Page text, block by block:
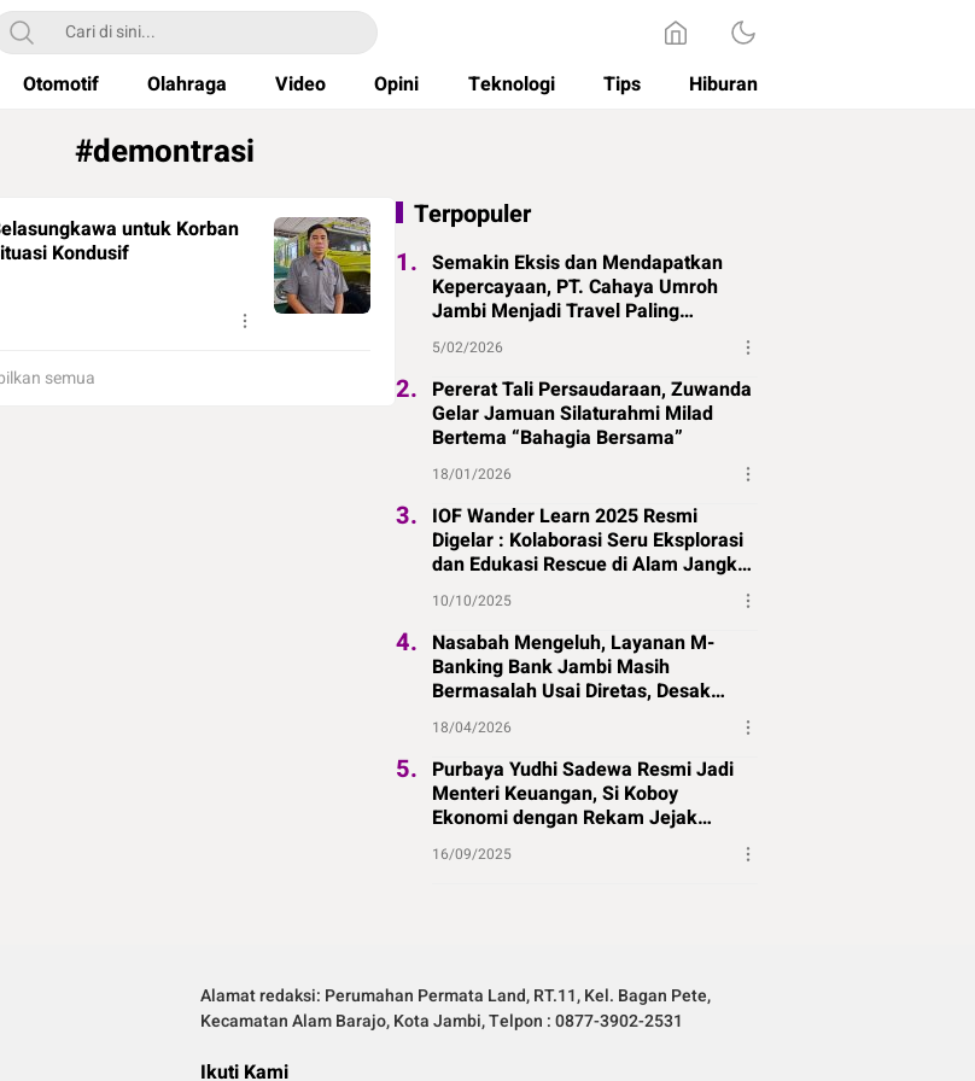
Otomotif Olahraga Video Opini Teknologi Tips Hiburan
#demontrasi
untuk Korban
Kondusif
semua
Terpopuler
1. Semakin Eksis dan Mendapatkan
Kepercayaan, PT. Cahaya Umroh
Jambi Menjadi Travel Paling
Direkomendasikan di Jambi
5/02/2026
2. Pererat Tali Persaudaraan, Zuwanda
Gelar Jamuan Silaturahmi Milad
Bertema “Bahagia Bersama”
18/01/2026
3. IOF Wander Learn 2025 Resmi
Digelar : Kolaborasi Seru Eksplorasi
dan Edukasi Rescue di Alam Jangkat
Merangin
10/10/2025
4. Nasabah Mengeluh, Layanan M-
Banking Bank Jambi Masih
Bermasalah Usai Diretas, Desak
Perbaikan Segera
18/04/2026
5. Purbaya Yudhi Sadewa Resmi Jadi
Menteri Keuangan, Si Koboy
Ekonomi dengan Rekam Jejak
Panjang
16/09/2025
Alamat redaksi: Perumahan Permata Land, RT.11, Kel. Bagan Pete,
Kecamatan Alam Barajo, Kota Jambi, Telpon : 0877-3902-2531
Ikuti Kami